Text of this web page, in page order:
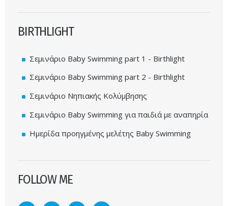
BIRTHLIGHT
Σεμινάριο Baby Swimming part 1 - Birthlight
Σεμινάριο Baby Swimming part 2 - Birthlight
Σεμινάριο Νηπιακής Κολύμβησης
Σεμινάριο Baby Swimming για παιδιά με αναπηρία
Ημερίδα προηγμένης μελέτης Baby Swimming
FOLLOW ME